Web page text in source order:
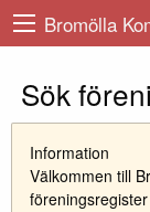
Bromölla
Sök
Information
Välkommen till